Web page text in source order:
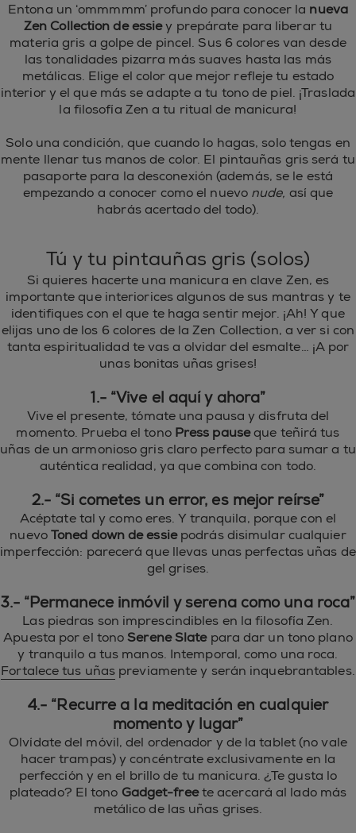
Entona un ‘ommmmm’ profundo para conocer la nueva
Zen Collection de essiey prepárate para liberar tu
materia gris a golpe de pincel. Sus 6 colores van desde
las tonalidades pizarra más suaves hasta las más
metálicas. Elige el color que mejor refleje tu estado
interior y el que más se adapte a tu tono de piel. ¡Traslada
la filosofía Zen a tu ritual de manicura!
Solo una condición, que cuando lo hagas, solo tengas en
mente llenar tus manos de color. El pintauñas gris será tu
pasaporte para la desconexión (además, se le está
empezando a conocer como el nuevo nude, así que
habrás acertado del todo).
Tú y tu pintauñas gris (solos)
Si quieres hacerte una manicura en clave Zen, es
importante que interiorices algunos de sus mantras y te
identifiques con el que te haga sentir mejor. ¡Ah! Y que
elijas uno de los 6 colores de la Zen Collection, a ver si con
tanta espiritualidad te vas a olvidar del esmalte… ¡A por
unas bonitas uñas grises!
1.- “Vive el aquí y ahora”
Vive el presente, tómate una pausa y disfruta del
momento. Prueba el tono Press pauseque teñirá tus
uñas de un armonioso gris claro perfecto para sumar a tu
auténtica realidad, ya que combina con todo.
2.- “Si cometes un error, es mejor reírse”
Acéptate tal y como eres. Y tranquila, porque con el
nuevoToned down de essiepodrás disimular cualquier
imperfección: parecerá que llevas unas perfectas uñas de
gel grises.
3.- “Permanece inmóvil y serena como una roca”
Las piedras son imprescindibles en la filosofía Zen.
Apuesta por el tonoSerene Slatepara dar un tono plano
y tranquilo a tus manos. Intemporal, como una roca.
Fortalece tus uñas previamente y serán inquebrantables.
4.- “Recurre a la meditación en cualquier
momento y lugar”
Olvídate del móvil, del ordenador y de la tablet (no vale
hacer trampas) y concéntrate exclusivamente en la
perfección y en el brillo de tu manicura. ¿Te gusta lo
plateado? El tono Gadget-freete acercará al lado más
metálico de las uñas grises.